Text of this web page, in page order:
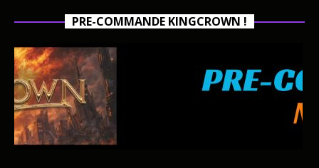
PRE-COMMANDE KINGCROWN !